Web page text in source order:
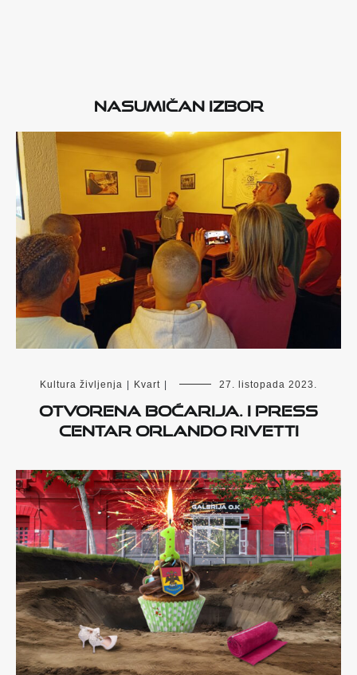
Nasumičan izbor
Kultura življenja Kvart 27. listopada 2023.
OTVORENA BOĆARIJA. I PRESS
CENTAR ORLANDO RIVETTI